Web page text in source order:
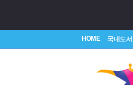
HOME 국내도서